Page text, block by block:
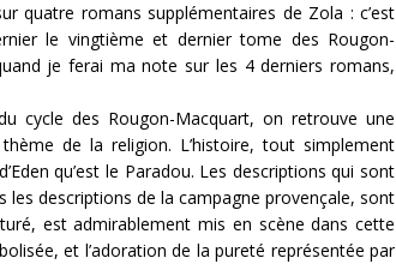
quatre romans supplémentaires de Zola : c’est
le vingtième et dernier tome des Rougon-
je ferai ma note sur les 4 derniers romans,
cycle des Rougon-Macquart, on retrouve une
de la religion. L’histoire, tout simplement
qu’est le Paradou. Les descriptions qui sont
descriptions de la campagne provençale, sont
est admirablement mis en scène dans cette
et l’adoration de la pureté représentée par